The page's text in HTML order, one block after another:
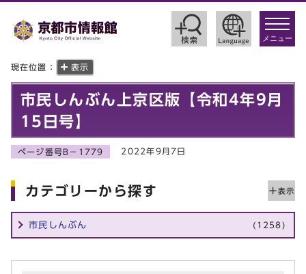
toggle
メニュー
現在位置： 表示
市民しんぶん上京区版【令和4年9月
15日号】
ページ番号B－1779 2022年9月7日
カテゴリーから探す
市民しんぶん (1258)